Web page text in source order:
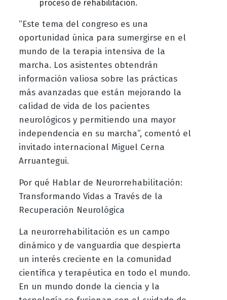
proceso de rehabilitación.
“Este tema del congreso es una
oportunidad única para sumergirse en el
mundo de la terapia intensiva de la
marcha. Los asistentes obtendrán
información valiosa sobre las prácticas
más avanzadas que están mejorando la
calidad de vida de los pacientes
neurológicos y permitiendo una mayor
independencia en su marcha”, comentó el
invitado internacional Miguel Cerna
Arruantegui.
Por qué Hablar de Neurorrehabilitación:
Transformando Vidas a Través de la
Recuperación Neurológica
La neurorrehabilitación es un campo
dinámico y de vanguardia que despierta
un interés creciente en la comunidad
científica y terapéutica en todo el mundo.
En un mundo donde la ciencia y la